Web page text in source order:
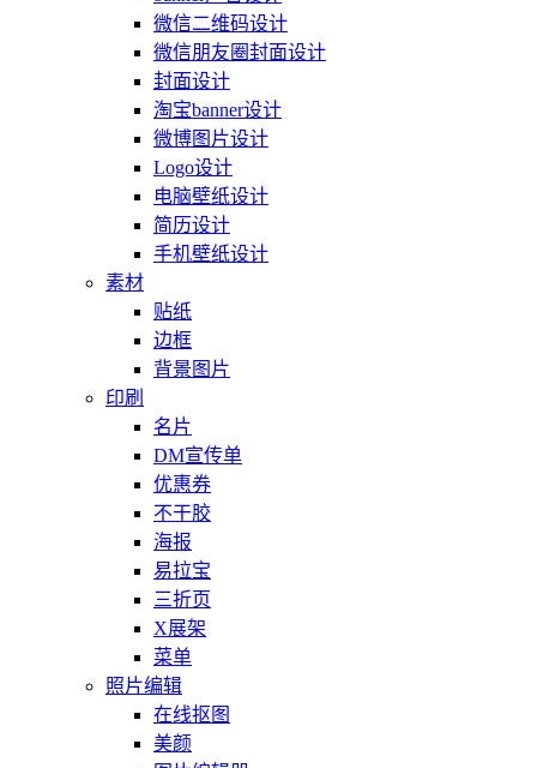
微信二维码设计
微信朋友圈封面设计
封面设计
淘宝banner设计
微博图片设计
Logo设计
电脑壁纸设计
简历设计
手机壁纸设计
素材
贴纸
边框
背景图片
印刷
名片
DM宣传单
优惠券
不干胶
海报
易拉宝
三折页
X展架
菜单
照片编辑
在线抠图
美颜